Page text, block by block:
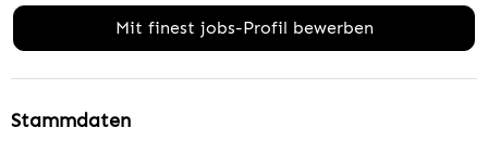
Mit finest jobs-Profil bewerben
Stammdaten